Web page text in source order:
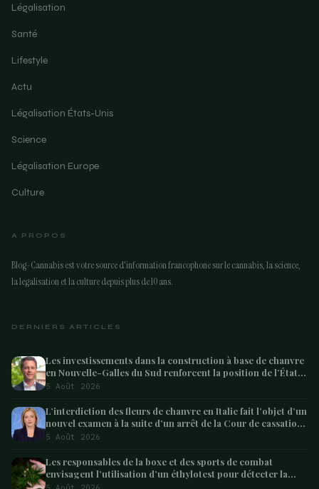
Légalisation
Santé
Lifestyle
Actu
Légalisation États-Unis
Science
Légalisation Europe
Culture
A PROPOS
Blog-Cannabis est votre source d'information francophone sur le cannabis, la science,
la legalisation et la culture depuis plus de 10 ans.
DERNIERS ARTICLES
Les investissements dans la construction à base de chanvre
en Nouvelle-Galles du Sud renforcent la position de l’État
en tant que leader australien
5 Août 2026
L’interdiction des fleurs de chanvre en Italie fait l’objet d’un
nouvel examen à la suite d’un arrêt de la Cour de cassation
concernant les saisies
5 Août 2026
Les responsables de la boxe et des sports de combat
envisagent l’utilisation d’un éthylotest pour détecter la
consommation de cannabis chez les combattants –